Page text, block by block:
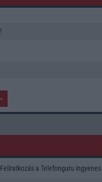
Feliratkozás a Telefonguru